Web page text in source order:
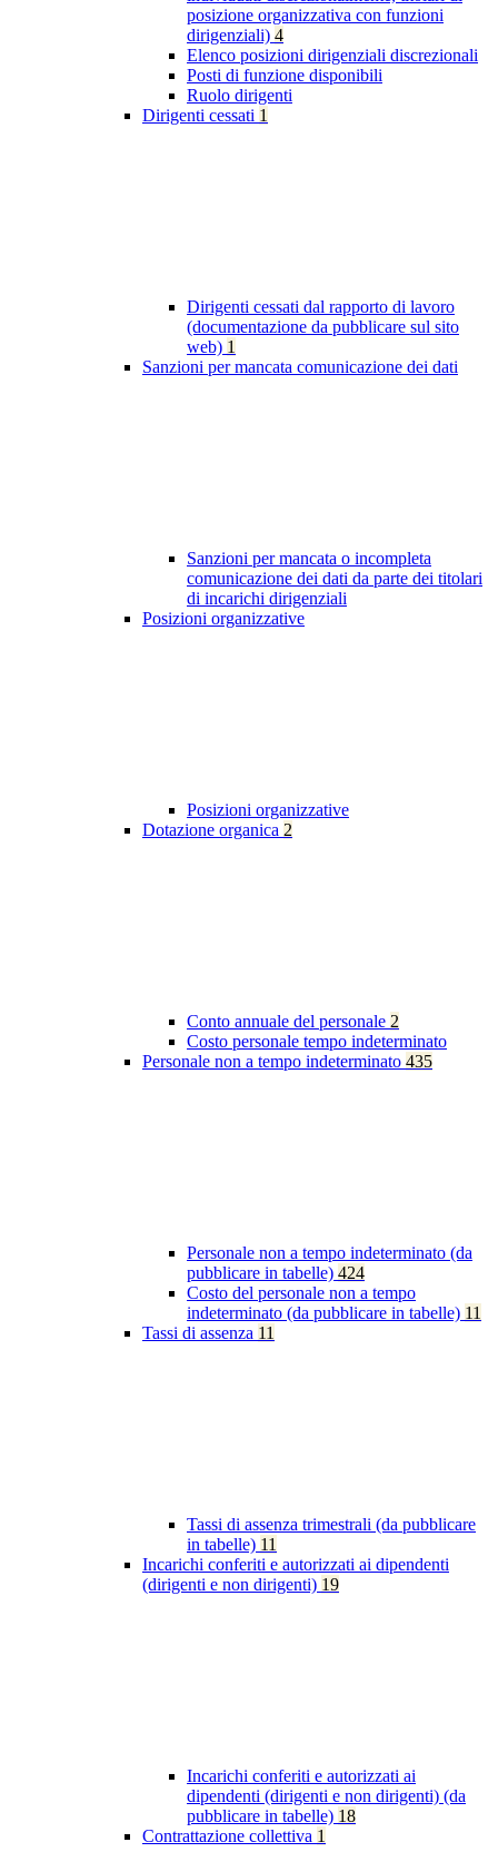
posizione organizzativa con funzioni
dirigenziali) 4
Elenco posizioni dirigenziali discrezionali
Posti di funzione disponibili
Ruolo dirigenti
Dirigenti cessati 1
Dirigenti cessati dal rapporto di lavoro
(documentazione da pubblicare sul sito
web) 1
Sanzioni per mancata comunicazione dei dati
Sanzioni per mancata o incompleta
comunicazione dei dati da parte dei titolari
di incarichi dirigenziali
Posizioni organizzative
Posizioni organizzative
Dotazione organica 2
Conto annuale del personale 2
Costo personale tempo indeterminato
Personale non a tempo indeterminato 435
Personale non a tempo indeterminato (da
pubblicare in tabelle) 424
Costo del personale non a tempo
indeterminato (da pubblicare in tabelle) 11
Tassi di assenza 11
Tassi di assenza trimestrali (da pubblicare
in tabelle) 11
Incarichi conferiti e autorizzati ai dipendenti
(dirigenti e non dirigenti) 19
Incarichi conferiti e autorizzati ai
dipendenti (dirigenti e non dirigenti) (da
pubblicare in tabelle) 18
Contrattazione collettiva 1